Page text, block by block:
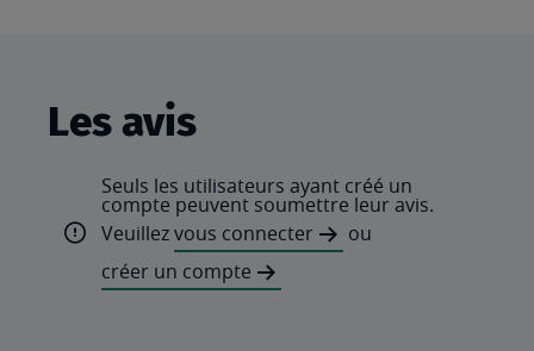
Les avis
Seuls les utilisateurs ayant créé un
compte peuvent soumettre leur avis.
Veuillezvous connecter
ou
créer un compte